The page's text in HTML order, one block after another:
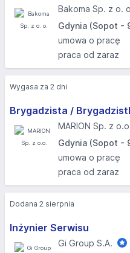
Bakoma Sp. z o.
Gdynia (Sopot -
umowa o pracę
praca od zaraz
Brygadzista /
MARION Sp. z
Gdynia (Sopot -
umowa o pracę
praca od zaraz
Wygasa za 2 dni
Inżynier Serwisu
Gi Group S.A.
Dodana 2 sierpnia